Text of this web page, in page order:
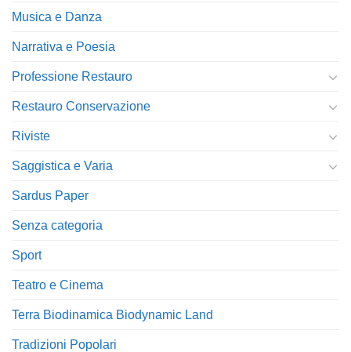
Musica e Danza
Narrativa e Poesia
Professione Restauro
Restauro Conservazione
Riviste
Saggistica e Varia
Sardus Paper
Senza categoria
Sport
Teatro e Cinema
Terra Biodinamica Biodynamic Land
Tradizioni Popolari